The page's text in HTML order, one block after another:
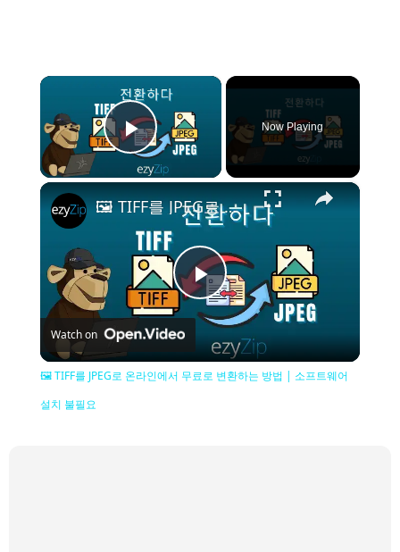
×
Play Video
Now Playing
×
Play
Video
🖼️ TIFF를 JPEG로 온라인에서 무료로 변환하는 방법 | 소프트웨어 설치 불필요
Watch on
🖼️ TIFF를 JPEG로 온라인에서 무료로 변환하는 방법 | 소프트웨어
설치 불필요